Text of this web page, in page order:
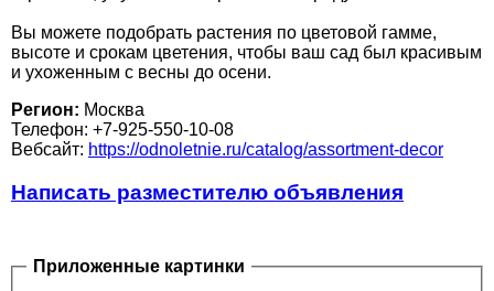
Вы можете подобрать растения по цветовой гамме,
высоте и срокам цветения, чтобы ваш сад был красивым
и ухоженным с весны до осени.
Регион: Москва
Телефон: +7-925-550-10-08
Вебсайт: https://odnoletnie.ru/catalog/assortment-decor
Написать разместителю объявления
Приложенные картинки